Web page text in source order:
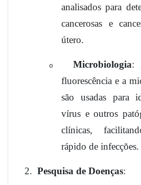
analisados para
cancerosas e
útero.
o Microbiologia:
fluorescência e a
são usadas para
vírus e outros
clínicas,
rápido de infecções.
2. Pesquisa de Doenças: